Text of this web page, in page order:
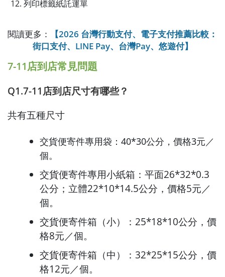
列印標籤紙託運單
閱讀更多：
【2026 台灣行動支付、電子支付推薦比較：
街口支付、LINE Pay、台灣Pay、悠遊付】
7-11店到店常見問題
Q1.7-11店到店尺寸有哪些？
共有五種尺寸
交貨便寄件專用袋：40*30公分，價格3元／
個。
交貨便寄件專用小紙箱：平面26*32*0.3
公分；立體22*10*14.5公分，價格5元／
個。
交貨便寄件箱（小）：25*18*10公分，價
格8元／個。
交貨便寄件箱（中）：32*25*15公分，價
格12元／個。